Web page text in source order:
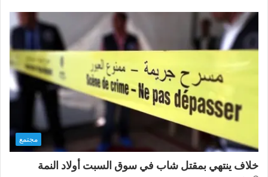
مجتمع
خلاف ينتهي بمقتل شاب في سوق السبت أولاد النمة